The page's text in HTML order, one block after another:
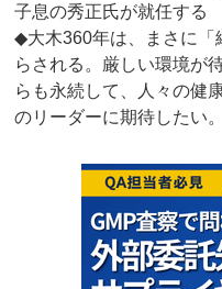
子息の秀正氏が就任する
◆大木360年は、まさに「
らされる。厳しい環境が
らも永続して、人々の健
のリーダーに期待したい。